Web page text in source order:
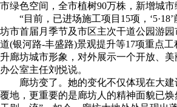
市绿色空间，全市植树90万株，新增城市
“目前，已进场施工项目15项，
坊市首届月季节及市区主次干道公园游
道(银河路-丰盛路)景观提升等17项重点
升廊坊城市形象，对外展示一个开放、
办公室主任刘悦说。
廊坊变了。她的变化不仅体现在大
覆地，更重要的是廊坊人的精神面貌已焕